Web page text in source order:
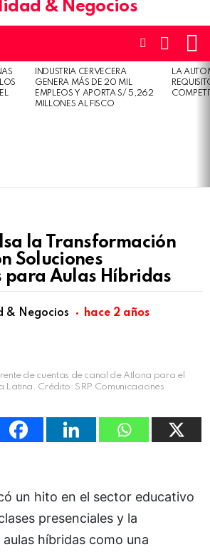
SWITCH
SKIN
CARRO
INDUSTRIA CERVECERA
GENERA MÁS DE 20 MIL
EMPLEOS Y APORTA S/ 5,262
MILLONES AL FISCO
LA
la Transformación
Soluciones
para Aulas Híbridas
& Negocios hace 2 años
de cuentas de canal de Atlona para el
Latina. Crédito: SRP Comunicaciones
un hito en el sector educativo
presenciales y la
híbridas como una